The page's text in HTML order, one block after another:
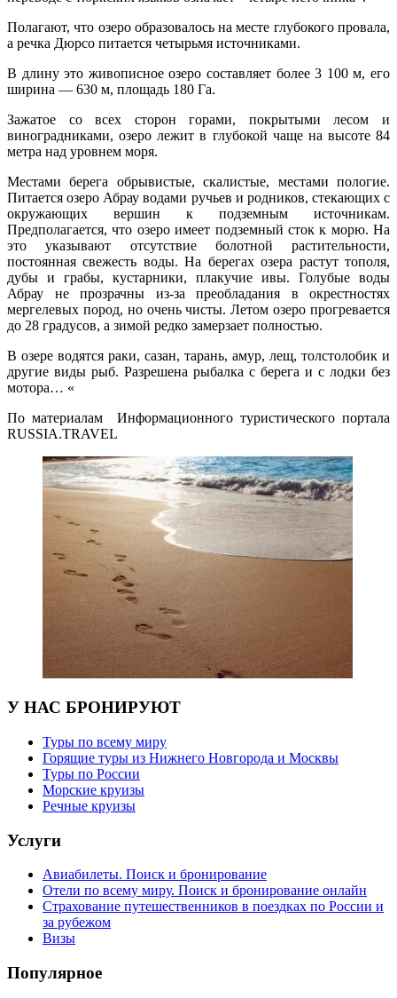
Полагают, что озеро образовалось на месте глубокого провала,
а речка Дюрсо питается четырьмя источниками.
В длину это живописное озеро составляет более 3 100 м, его
ширина — 630 м, площадь 180 Га.
Зажатое со всех сторон горами, покрытыми лесом и
виноградниками, озеро лежит в глубокой чаще на высоте 84
метра над уровнем моря.
Местами берега обрывистые, скалистые, местами пологие.
Питается озеро Абрау водами ручьев и родников, стекающих с
окружающих вершин к подземным источникам.
Предполагается, что озеро имеет подземный сток к морю. На
это указывают отсутствие болотной растительности,
постоянная свежесть воды. На берегах озера растут тополя,
дубы и грабы, кустарники, плакучие ивы. Голубые воды
Абрау не прозрачны из-за преобладания в окрестностях
мергелевых пород, но очень чисты. Летом озеро прогревается
до 28 градусов, а зимой редко замерзает полностью.
В озере водятся раки, сазан, тарань, амур, лещ, толстолобик и
другие виды рыб. Разрешена рыбалка с берега и с лодки без
мотора… «
По материалам Информационного туристического портала
RUSSIA.TRAVEL
У НАС БРОНИРУЮТ
Туры по всему миру
Горящие туры из Нижнего Новгорода и Москвы
Туры по России
Морские круизы
Речные круизы
Услуги
Авиабилеты. Поиск и бронирование
Отели по всему миру. Поиск и бронирование онлайн
Страхование путешественников в поездках по России и
за рубежом
Визы
Популярное